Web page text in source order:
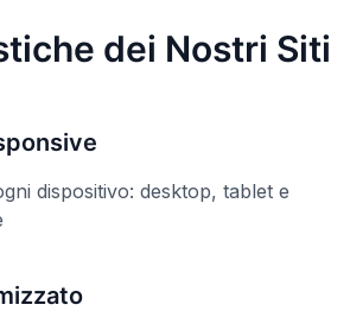
dei Nostri Siti
dispositivo: desktop, tablet e